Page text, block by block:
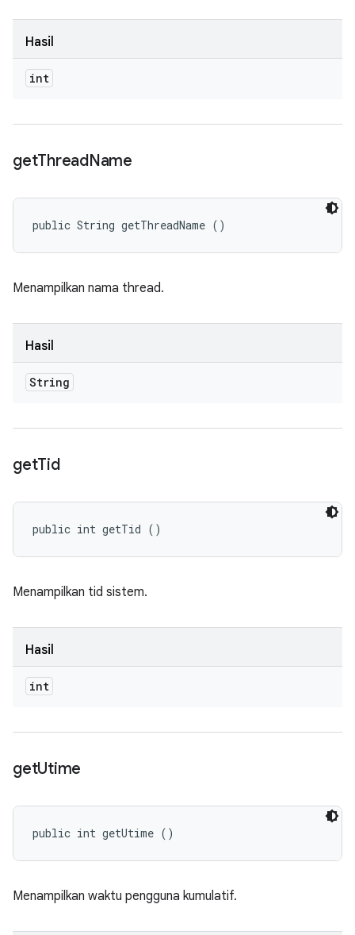
Hasil
int
getThreadName
public String getThreadName ()
Menampilkan nama thread.
Hasil
String
getTid
public int getTid ()
Menampilkan tid sistem.
Hasil
int
getUtime
public int getUtime ()
Menampilkan waktu pengguna kumulatif.